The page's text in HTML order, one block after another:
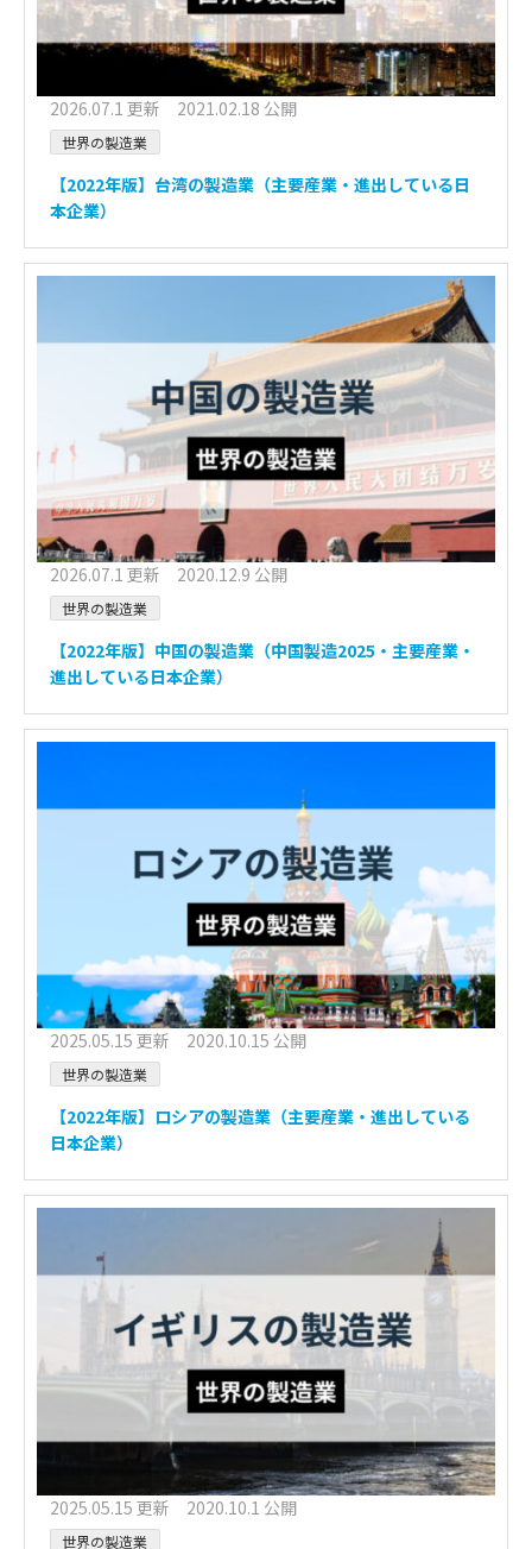
2026.07.1 更新 2021.02.18 公開
世界の製造業
【2022年版】台湾の製造業（主要産業・進出している日
本企業）
2026.07.1 更新 2020.12.9 公開
世界の製造業
【2022年版】中国の製造業（中国製造2025・主要産業・
進出している日本企業）
2025.05.15 更新 2020.10.15 公開
世界の製造業
【2022年版】ロシアの製造業（主要産業・進出している
日本企業）
2025.05.15 更新 2020.10.1 公開
世界の製造業